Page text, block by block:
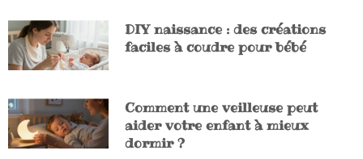
DIY naissance : des créations
faciles à coudre pour bébé
Comment une veilleuse peut
aider votre enfant à mieux
dormir ?